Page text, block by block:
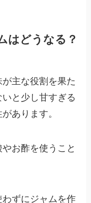
はどうなる？
主な役割を果た
と少し甘すぎる
あります。
お酢を使うこと
ずにジャムを作